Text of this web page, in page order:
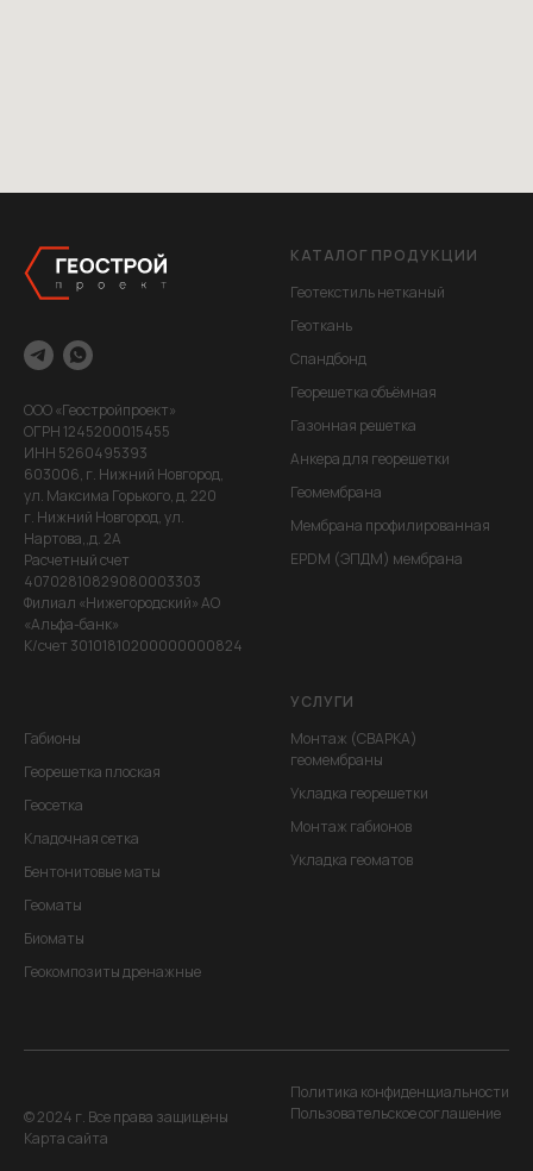
ООО «Геостройпроект»
ОГРН 1245200015455
ИНН 5260495393
603006, г. Нижний Новгород,
ул. Максима Горького, д. 220
г. Нижний Новгород, ул.
Нартова,,д. 2А
Расчетный счет
40702810829080003303
Филиал «Нижегородский» АО
«Альфа-банк»
К/счет 30101810200000000824
КАТАЛОГ ПРОДУКЦИИ
Геотекстиль нетканый
Геоткань
Спандбонд
Георешетка объёмная
Газонная решетка
Анкера для георешетки
Геомембрана
Мембрана профилированная
EPDM (ЭПДМ) мембрана
Габионы
Георешетка плоская
Геосетка
Кладочная сетка
Бентонитовые маты
Геоматы
Биоматы
Геокомпозиты дренажные
УСЛУГИ
Монтаж (СВАРКА)
геомембраны
Укладка георешетки
Монтаж габионов
Укладка геоматов
© 2024 г. Все права защищены
Карта сайта
Политика конфиденциальности
Пользовательское соглашение